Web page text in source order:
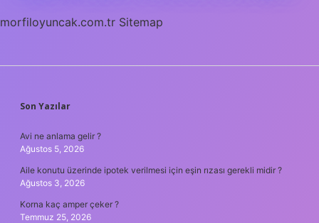
morfiloyuncak.com.tr Sitemap
SIDEBAR
Son Yazılar
Avi ne anlama gelir ?
Ağustos 5, 2026
Aile konutu üzerinde ipotek verilmesi için eşin rızası gerekli midir ?
Ağustos 3, 2026
Korna kaç amper çeker ?
Temmuz 25, 2026